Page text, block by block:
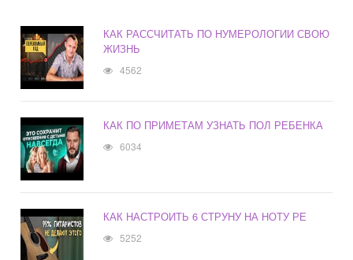
КАК РАССЧИТАТЬ ПО НУМЕРОЛОГИИ СВОЮ
ЖИЗНЬ
4562
КАК ПО ПРИМЕТАМ УЗНАТЬ ПОЛ РЕБЕНКА
6034
КАК НАСТРОИТЬ 6 СТРУНУ НА НОТУ РЕ
5252